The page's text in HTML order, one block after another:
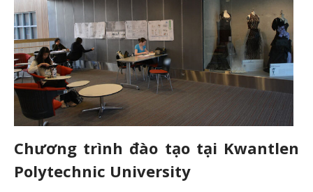
Chương trình đào tạo tại Kwantlen
Polytechnic University